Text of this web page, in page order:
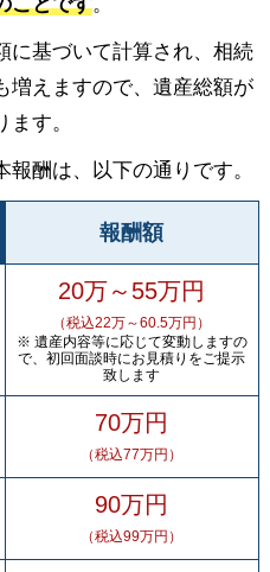
ことです。
に基づいて計算され、相続
増えますので、遺産総額が
す。
酬は、以下の通りです。
報酬額
20万～55万円
（税込22万～60.5万円）
※ 遺産内容等に応じて変動しますの
で、初回面談時にお見積りをご提示
致します
70万円
（税込77万円）
90万円
（税込99万円）